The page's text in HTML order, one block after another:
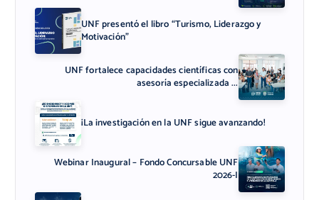
UNF presentó el libro “Turismo, Liderazgo y
Motivación”
UNF fortalece capacidades científicas con
asesoría especializada ...
¡La investigación en la UNF sigue avanzando!
Webinar Inaugural – Fondo Concursable UNF
2026-I